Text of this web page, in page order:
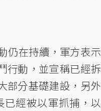
仍在持續，軍方表示
行動，並宣稱已經拆
部分基礎建設，另外
經被以軍抓捕，以